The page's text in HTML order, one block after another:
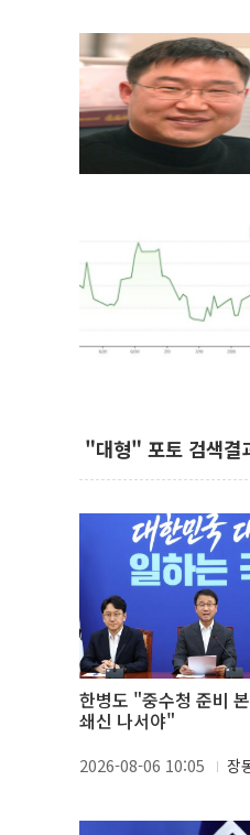
"대형" 포토 검색결
한병도 "중수청 준비
쇄신 나서야"
2026-08-06 10:05 장